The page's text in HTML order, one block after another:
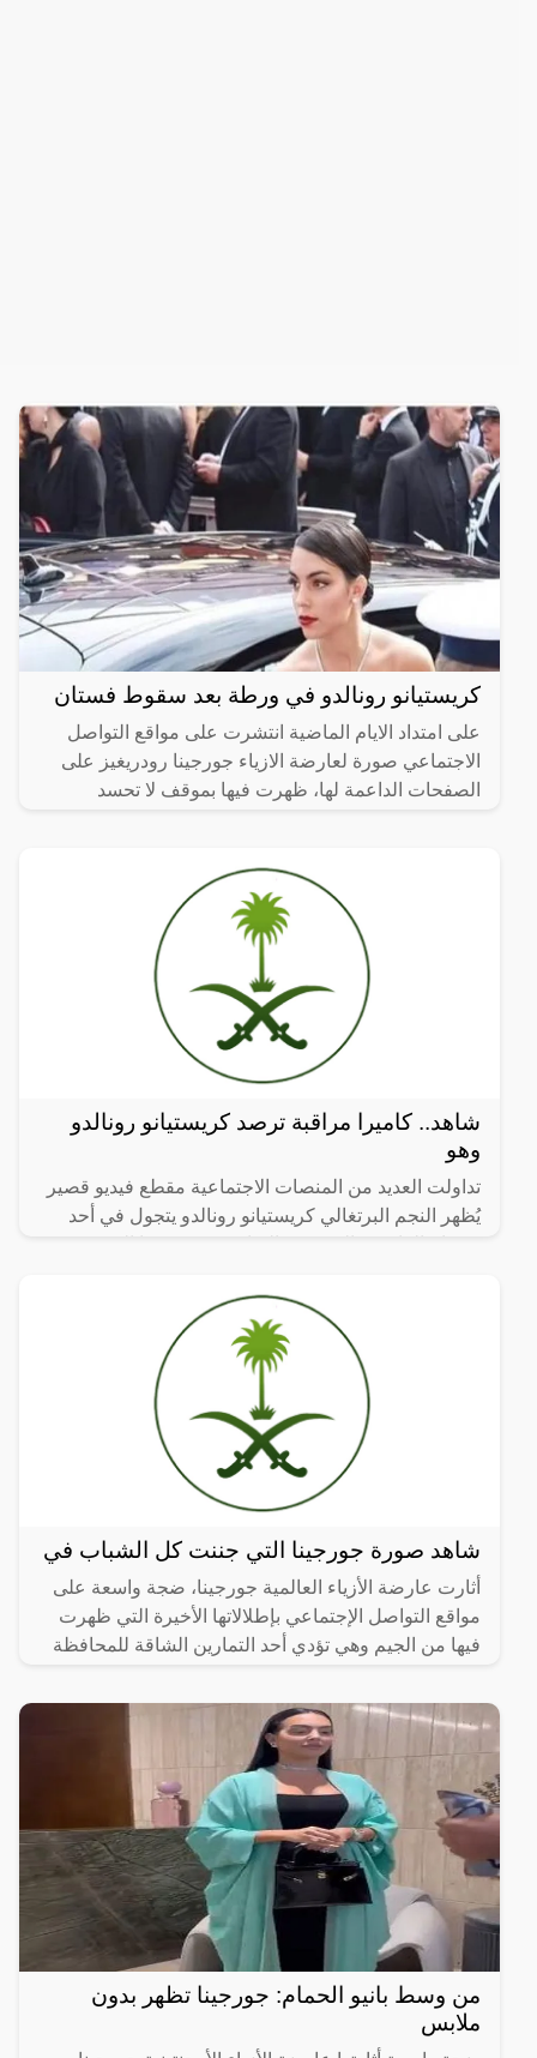
كريستيانو رونالدو في ورطة بعد سقوط فستان
على امتداد الايام الماضية انتشرت على مواقع التواصل
الاجتماعي صورة لعارضة الازياء ​جورجينا رودريغيز​ على
الصفحات الداعمة لها، ظهرت فيها بموقف لا تحسد
شاهد.. كاميرا مراقبة ترصد كريستيانو رونالدو
وهو
تداولت العديد من المنصات الاجتماعية مقطع فيديو قصير
يُظهر النجم البرتغالي كريستيانو رونالدو يتجول في أحد
شاهد صورة جورجينا التي جننت كل الشباب في
أثارت عارضة الأزياء العالمية جورجينا، ضجة واسعة على
مواقع التواصل الإجتماعي بإطلالاتها الأخيرة التي ظهرت
فيها من الجيم وهي تؤدي أحد التمارين الشاقة للمحافظة
من وسط بانيو الحمام: جورجينا تظهر بدون
ملابس